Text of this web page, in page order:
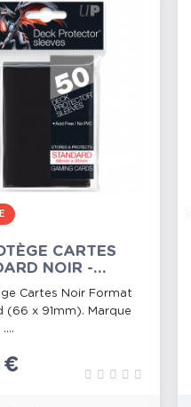
CARTES
NOIR -
Cartes Noir Format
(66 x 91mm). Marque
€